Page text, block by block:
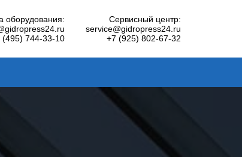
оборудования:
(495) 744-33-10
Сервисный центр:
service@gidropress24.ru
+7 (925) 802-67-32